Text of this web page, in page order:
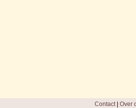
Contact| Over